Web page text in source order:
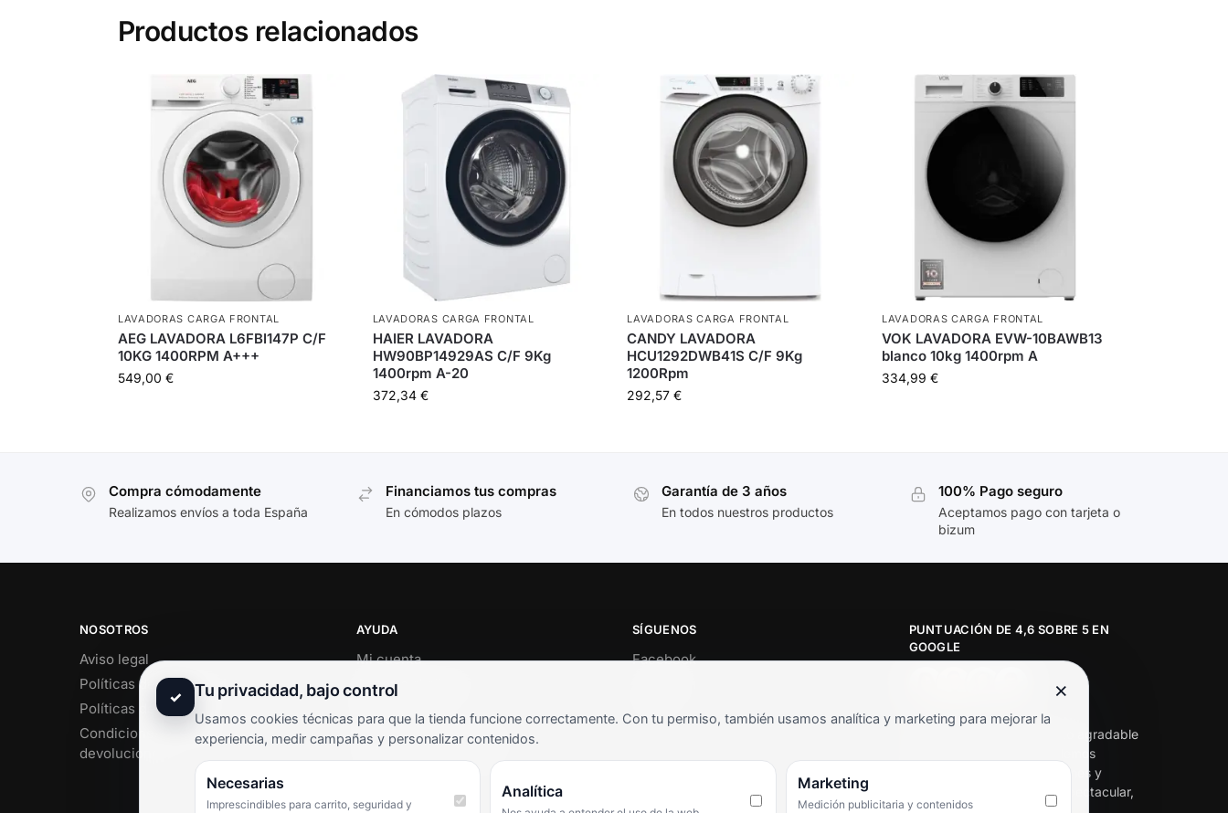
Productos relacionados
LAVADORAS CARGA FRONTAL
AEG LAVADORA L6FBI147P C/F
10KG 1400RPM A+++
549,00 €
LAVADORAS CARGA FRONTAL
HAIER LAVADORA
HW90BP14929AS C/F 9Kg
1400rpm A-20
372,34 €
LAVADORAS CARGA FRONTAL
CANDY LAVADORA
HCU1292DWB41S C/F 9Kg
1200Rpm
292,57€
LAVADORAS CARGA FRONTAL
VOK LAVADORA EVW-10BAWB13
blanco 10kg 1400rpm A
334,99€
Compra cómodamente
Realizamos envíos a toda España
Financiamos tus compras
En cómodos plazos
Garantía de 3 años
En todos nuestros productos
100% Pago seguro
Aceptamos pago con tarjeta o
bizum
NOSOTROS
Aviso legal
Políticas de privacidad
Políticas de cookies
Condiciones de envío y
devoluciones
AYUDA
Mi cuenta
Soporte al cliente
Términos y condiciones
Preguntas frecuentes
SÍGUENOS
Facebook
PUNTUACIÓN DE 4,6 SOBRE 5 EN
GOOGLE
★★★★★
«Servicio de calidad y trato agradable
con precios excelentes. Hemos
comprado en varias ocasiones y
siempre dan respuesta. Espectacular,
✓ Tu privacidad, bajo control ×
Usamos cookies técnicas para que la tienda funcione correctamente. Con tu permiso, también usamos analítica y marketing para mejorar la
experiencia, medir campañas y personalizar contenidos.
Necesarias
Imprescindibles para carrito, seguridad y
Analítica Marketing
Medición publicitaria y contenidos